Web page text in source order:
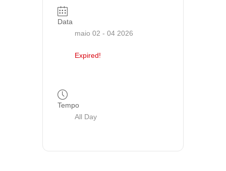
Data
maio 02 - 04 2026
Expired!
Tempo
All Day